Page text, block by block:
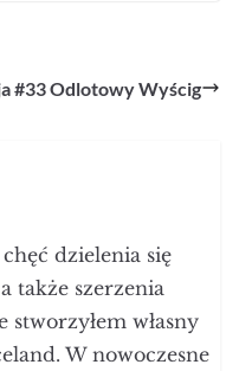
#33 Odlotowy Wyścig
dzielenia się
także szerzenia
stworzyłem własny
W nowoczesne